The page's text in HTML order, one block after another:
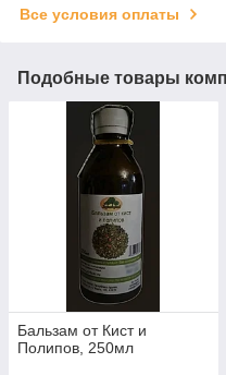
Все условия оплаты
Подобные товары
Бальзам от Кист и
Полипов, 250мл